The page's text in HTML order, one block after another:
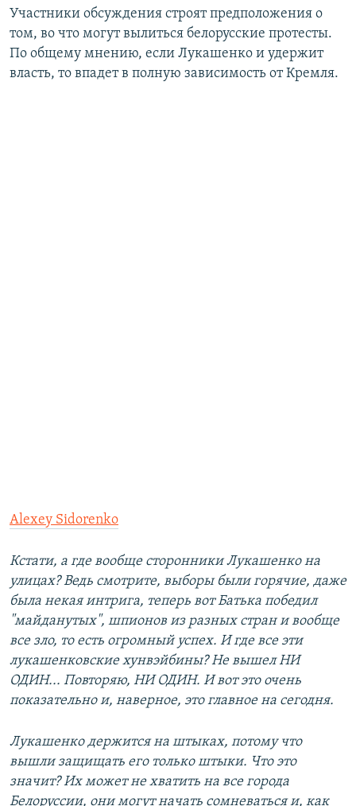
Участники обсуждения строят предположения о
том, во что могут вылиться белорусские протесты.
По общему мнению, если Лукашенко и удержит
власть, то впадет в полную зависимость от Кремля.
Alexey Sidorenko
Кстати, а где вообще сторонники Лукашенко на
улицах? Ведь смотрите, выборы были горячие, даже
была некая интрига, теперь вот Батька победил
"майданутых", шпионов из разных стран и вообще
все зло, то есть огромный успех. И где все эти
лукашенковские хунвэйбины? Не вышел НИ
ОДИН... Повторяю, НИ ОДИН. И вот это очень
показательно и, наверное, это главное на сегодня.
Лукашенко держится на штыках, потому что
вышли защищать его только штыки. Что это
значит? Их может не хватить на все города
Белоруссии, они могут начать сомневаться и, как